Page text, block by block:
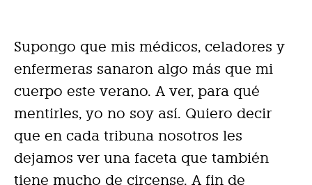
Supongo que mis médicos, celadores y
enfermeras sanaron algo más que mi
cuerpo este verano. A ver, para qué
mentirles, yo no soy así. Quiero decir
que en cada tribuna nosotros les
dejamos ver una faceta que también
tiene mucho de circense. A fin de